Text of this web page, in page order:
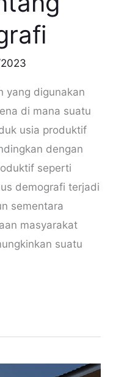
yang digunakan
di mana suatu
usia produktif
dengan
seperti
demografi terjadi
sementara
masyarakat
suatu